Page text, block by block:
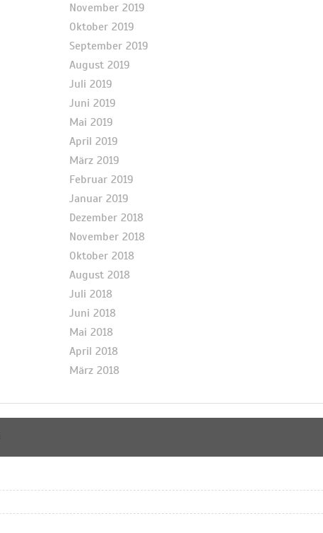
November 2019
Oktober 2019
September 2019
August 2019
Juli 2019
Juni 2019
Mai 2019
April 2019
März 2019
Februar 2019
Januar 2019
Dezember 2018
November 2018
Oktober 2018
August 2018
Juli 2018
Juni 2018
Mai 2018
April 2018
März 2018